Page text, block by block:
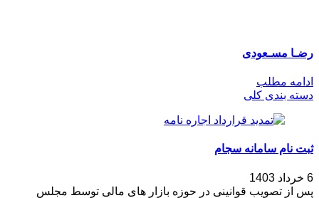
رضـا مسـعودی
ادامه مطلب
دسته بندی کلی
ثبت نام سامانه سجام
6 خرداد 1403
پس از تصویب قوانینی در حوزه بازار های مالی توسط مجلس